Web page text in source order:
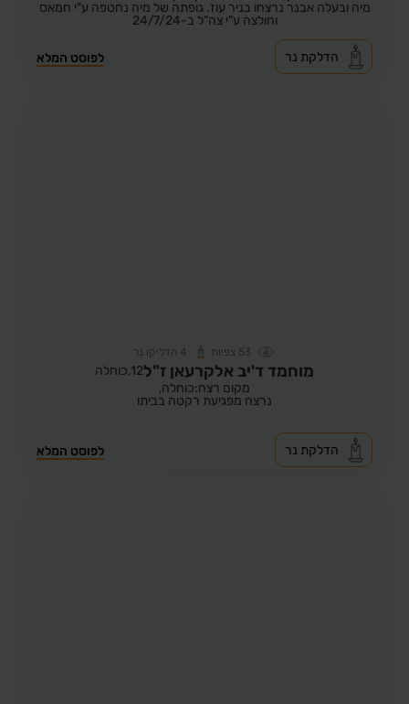
מיה ובעלה אבנר נרצחו בניר עוז. גופתה של מיה נחטפה ע"י חמאס
וחולצה ע"י צה"ל ב-24/7/24
לפוסט המלא הדלקת נר
53 צפיות 4 הדליקו נר
מוחמד ד'יב אלקרעאן ז"ל12, כוחלה
מקום רצח:כוחלה,
נרצח מפגיעת רקטה בביתו
לפוסט המלא הדלקת נר